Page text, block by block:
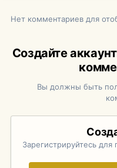
Нет комментариев для
Создайте
Вы должны быть
Зарегистрируйтесь для